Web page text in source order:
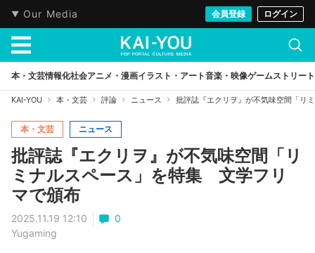
Our Media 会員登録 ログイン
本・文芸情報化社会アニメ・漫画イラスト・アート音楽・映像ゲームストリート
KAI-YOU 本・文芸 評論 ニュース 批評誌『エクリヲ』が不気味空間「リ
本・文芸 ニュース
批評誌『エクリヲ』が不気味空間「リ
ミナルスペース」を特集 文学フリ
マで頒布
2025.11.19 12:10
0
Yugaming